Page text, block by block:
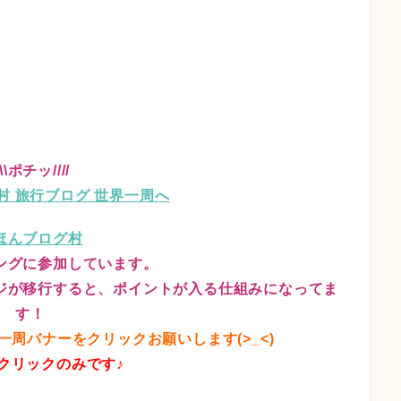
ポチッ////
んブログ村
に参加しています。
移行すると、ポイントが入る仕組みになってま
す！
周バナーをクリックお願いします(>_<)
リックのみです♪